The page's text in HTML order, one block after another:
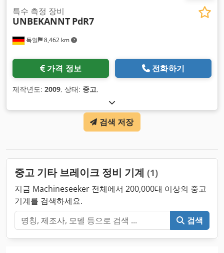
독일 8,462 km
특수 측정 장비
UNBEKANNT PdR7
가격 정보 전화하기
제작년도: 2009, 상태: 중고,
검색 저장
중고 기타 브레이크 정비 기계 (1)
지금 Machineseeker 전체에서 200,000대 이상의 중고
기계를 검색하세요.
검색